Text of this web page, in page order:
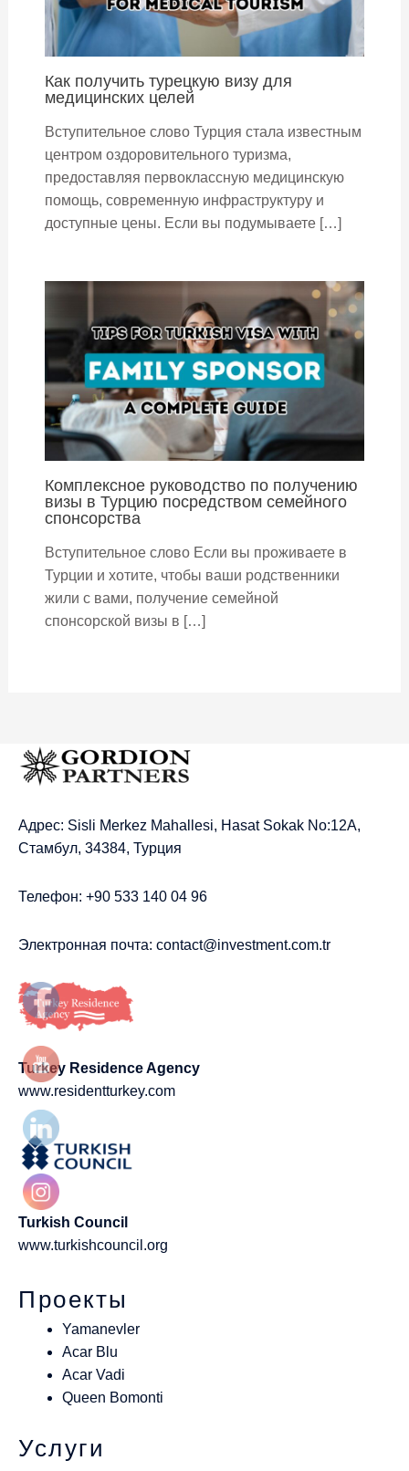
Как получить турецкую визу для
медицинских целей
Вступительное слово Турция стала известным
центром оздоровительного туризма,
предоставляя первоклассную медицинскую
помощь, современную инфраструктуру и
доступные цены. Если вы подумываете […]
Комплексное руководство по получению
визы в Турцию посредством семейного
спонсорства
Вступительное слово Если вы проживаете в
Турции и хотите, чтобы ваши родственники
жили с вами, получение семейной
спонсорской визы в […]
Адрес: Sisli Merkez Mahallesi, Hasat Sokak No:12A,
Стамбул, 34384, Турция
Телефон: +90 533 140 04 96
Электронная почта: contact@investment.com.tr
Turkey Residence Agency
www.residentturkey.com
Turkish Council
www.turkishcouncil.org
Проекты
Yamanevler
Acar Blu
Acar Vadi
Queen Bomonti
Услуги